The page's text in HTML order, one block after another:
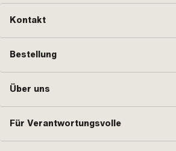
Kontakt
Bestellung
Über uns
Für Verantwortungsvolle